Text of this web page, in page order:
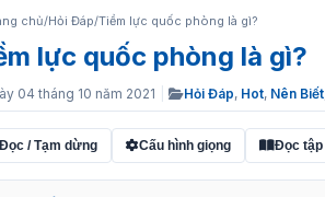
chủ/Hỏi Đáp/Tiềm lực quốc phòng là gì?
lực quốc phòng là gì?
04 tháng 10 năm 2021 Hỏi Đáp, Hot, Nên Biết
Đọc / Tạm dừng Cấu hình giọng Đọc tập